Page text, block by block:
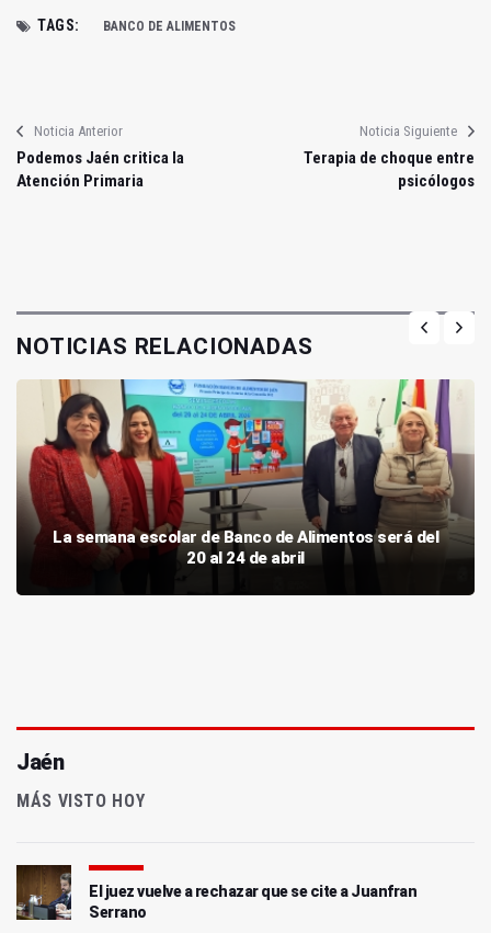
TAGS: BANCO DE ALIMENTOS
Noticia Anterior
Podemos Jaén critica la
Atención Primaria
Noticia Siguiente
Terapia de choque entre
psicólogos
NOTICIAS RELACIONADAS
La semana escolar de Banco de Alimentos será del
20 al 24 de abril
Jaén
MÁS VISTO HOY
El juez vuelve a rechazar que se cite a Juanfran
Serrano